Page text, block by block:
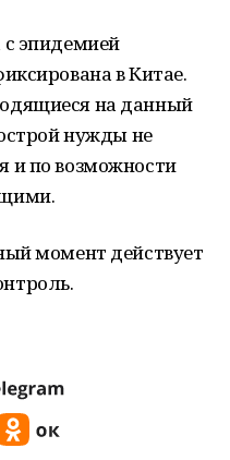
с эпидемией
в Китае.
на данный
нужды не
и по возможности
момент действует